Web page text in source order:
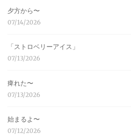
夕方から〜
07/14/2026
「ストロベリーアイス」
07/13/2026
痺れた〜
07/13/2026
始まるよ〜
07/12/2026